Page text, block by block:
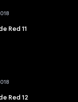
Red 11
Red 12